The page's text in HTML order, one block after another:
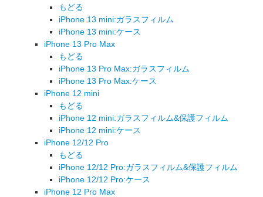
もどる
iPhone 13 mini:ガラスフィルム
iPhone 13 mini:ケース
iPhone 13 Pro Max
もどる
iPhone 13 Pro Max:ガラスフィルム
iPhone 13 Pro Max:ケース
iPhone 12 mini
もどる
iPhone 12 mini:ガラスフィルム&保護フィルム
iPhone 12 mini:ケース
iPhone 12/12 Pro
もどる
iPhone 12/12 Pro:ガラスフィルム&保護フィルム
iPhone 12/12 Pro:ケース
iPhone 12 Pro Max